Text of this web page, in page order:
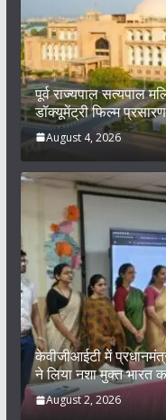
पूर्व राज्यपाल सत्यपाल
डॉक्यूमेंट्री फिल्म
August 4, 2026
केवीजीआईटी में
ने लिया नशा मुक्त भारत
August 2, 2026